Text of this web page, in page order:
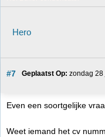
Hero
#7 Geplaatst Op: zondag 28
Even een soortgelijke
Weet iemand het cv